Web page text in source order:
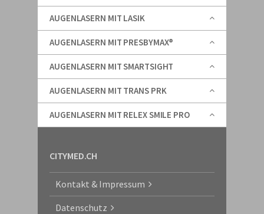
AUGENLASERN MIT LASIK
AUGENLASERN MIT PRESBYMAX®
AUGENLASERN MIT SMARTSIGHT
AUGENLASERN MIT TRANS PRK
AUGENLASERN MIT RELEX SMILE PRO
CITYMED.CH
Kontakt & Impressum
Datenschutz